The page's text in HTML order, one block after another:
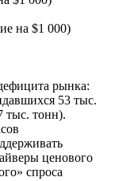
на $1 000)
рынка:
53 тыс.
тыс. тонн).
ценового
спроса